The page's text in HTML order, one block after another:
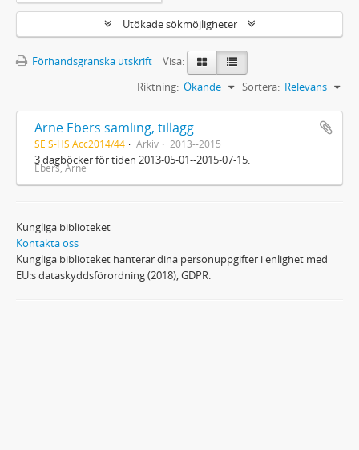
Utökade sökmöjligheter
Förhandsgranska utskrift
Visa:
Sortera: Relevans
Riktning: Ökande
Arne Ebers samling, tillägg
SE S-HS Acc2014/44 Arkiv 2013--2015
3 dagböcker för tiden 2013-05-01--2015-07-15.
Ebers, Arne
Kungliga biblioteket
Kontakta oss
Kungliga biblioteket hanterar dina personuppgifter i enlighet med
EU:s dataskyddsförordning (2018), GDPR.